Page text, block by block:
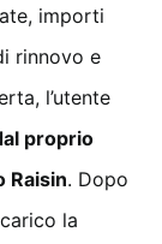
importi
rinnovo e
l’utente
proprio
Raisin. Dopo
la